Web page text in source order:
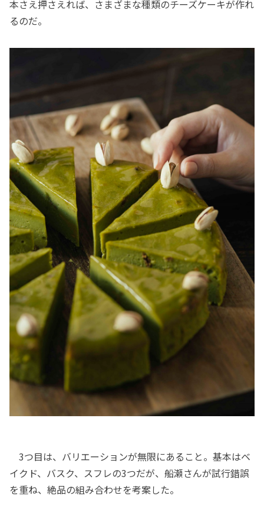
本さえ押さえれば、さまざまな種類のチーズケーキが作れ
るのだ。
3つ目は、バリエーションが無限にあること。基本はベ
イクド、バスク、スフレの3つだが、船瀬さんが試行錯誤
を重ね、絶品の組み合わせを考案した。